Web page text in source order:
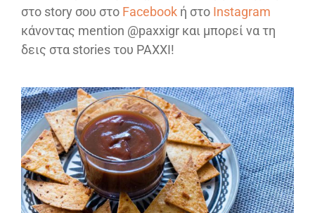
στο story σου στο Facebook ή στο Instagram
κάνοντας mention @paxxigr και μπορεί να τη
δεις στα stories του PAXXI!